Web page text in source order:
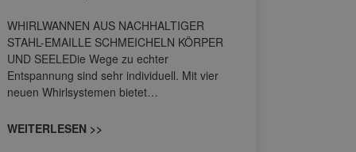
WHIRLWANNEN AUS NACHHALTIGER
STAHL-EMAILLE SCHMEICHELN KÖRPER
UND SEELEDie Wege zu echter
Entspannung sind sehr individuell. Mit vier
neuen Whirlsystemen bietet…
WEITERLESEN >>